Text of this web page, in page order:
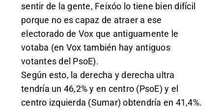
sentir de la gente, Feixóo lo tiene bien difícil
porque no es capaz de atraer a ese
electorado de Vox que antiguamente le
votaba (en Vox también hay antiguos
votantes del PsoE).
Según esto, la derecha y derecha ultra
tendría un 46,2% y en centro (PsoE) y el
centro izquierda (Sumar) obtendría en 41,4%.